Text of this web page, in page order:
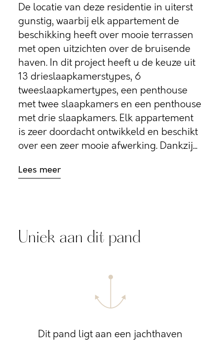
De locatie van deze residentie in uiterst
gunstig, waarbij elk appartement de
beschikking heeft over mooie terrassen
met open uitzichten over de bruisende
haven. In dit project heeft u de keuze uit
13 drieslaapkamerstypes, 6
tweeslaapkamertypes, een penthouse
met twee slaapkamers en een penthouse
met drie slaapkamers. Elk appartement
is zeer doordacht ontwikkeld en beschikt
over een zeer mooie afwerking. Dankzij...
Lees meer
Uniek aan dit pand
Dit pand ligt aan een jachthaven